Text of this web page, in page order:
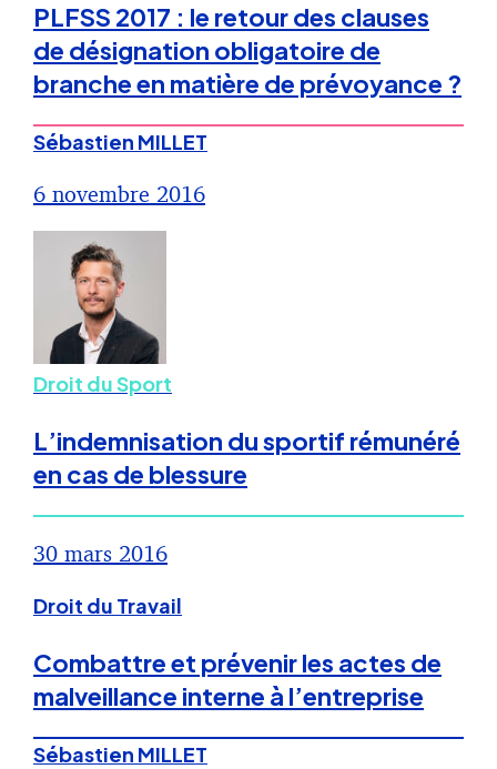
PLFSS 2017 : le retour des clauses
de désignation obligatoire de
branche en matière de prévoyance ?
Sébastien MILLET
6 novembre 2016
Droit du Sport
L’indemnisation du sportif rémunéré
en cas de blessure
30 mars 2016
Droit du Travail
Combattre et prévenir les actes de
malveillance interne à l’entreprise
Sébastien MILLET